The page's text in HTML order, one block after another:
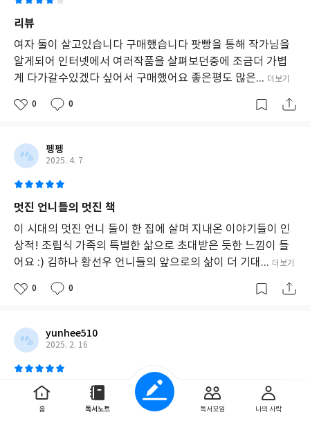
리뷰
여자 둘이 살고있습니다 구매했습니다 팟빵을 통해 작가님을
알게되어 인터넷에서 여러작품을 살펴보던중에 조금더 가볍
게 다가갈수있겠다 싶어서 구매했어요 좋은평도 많은... 더보기
0 0
펭펭
2025. 4. 7
멋진 언니들의 멋진 책
이 시대의 멋진 언니 둘이 한 집에 살며 지내온 이야기들이 인
상적! 조립식 가족의 특별한 삶으로 초대받은 듯한 느낌이 들
어요 :) 김하나 황선우 언니들의 앞으로의 삶이 더 기대... 더보기
0 0
yunhee510
2025. 2. 16
여자 둘이 살고 있습니다
김하나 황선우 작가님의 빅 팬이자 톡토로로서 여자 둘이 살고
홈 독서노트 독서모임 나의 사락